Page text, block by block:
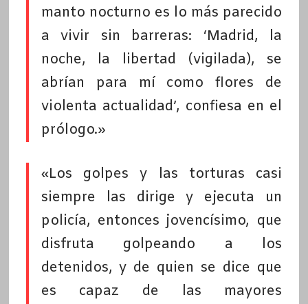
manto nocturno es lo más parecido
a vivir sin barreras: ‘Madrid, la
noche, la libertad (vigilada), se
abrían para mí como flores de
violenta actualidad’, confiesa en el
prólogo.»
«Los golpes y las torturas casi
siempre las dirige y ejecuta un
policía, entonces jovencísimo, que
disfruta golpeando a los
detenidos, y de quien se dice que
es capaz de las mayores